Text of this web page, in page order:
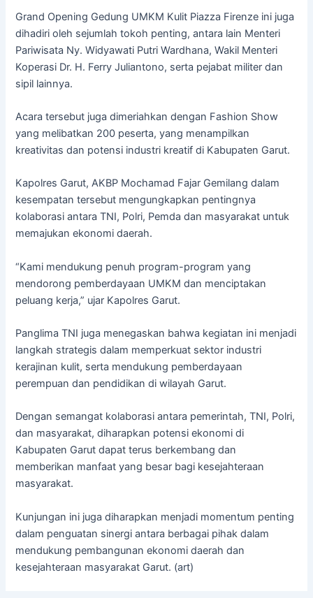
Grand Opening Gedung UMKM Kulit Piazza Firenze ini juga
dihadiri oleh sejumlah tokoh penting, antara lain Menteri
Pariwisata Ny. Widyawati Putri Wardhana, Wakil Menteri
Koperasi Dr. H. Ferry Juliantono, serta pejabat militer dan
sipil lainnya.
Acara tersebut juga dimeriahkan dengan Fashion Show
yang melibatkan 200 peserta, yang menampilkan
kreativitas dan potensi industri kreatif di Kabupaten Garut.
Kapolres Garut, AKBP Mochamad Fajar Gemilang dalam
kesempatan tersebut mengungkapkan pentingnya
kolaborasi antara TNI, Polri, Pemda dan masyarakat untuk
memajukan ekonomi daerah.
“Kami mendukung penuh program-program yang
mendorong pemberdayaan UMKM dan menciptakan
peluang kerja,” ujar Kapolres Garut.
Panglima TNI juga menegaskan bahwa kegiatan ini menjadi
langkah strategis dalam memperkuat sektor industri
kerajinan kulit, serta mendukung pemberdayaan
perempuan dan pendidikan di wilayah Garut.
Dengan semangat kolaborasi antara pemerintah, TNI, Polri,
dan masyarakat, diharapkan potensi ekonomi di
Kabupaten Garut dapat terus berkembang dan
memberikan manfaat yang besar bagi kesejahteraan
masyarakat.
Kunjungan ini juga diharapkan menjadi momentum penting
dalam penguatan sinergi antara berbagai pihak dalam
mendukung pembangunan ekonomi daerah dan
kesejahteraan masyarakat Garut. (art)